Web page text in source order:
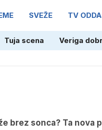
SVEŽE TV
Tuja scena Veriga
brez sonca? Ta nova